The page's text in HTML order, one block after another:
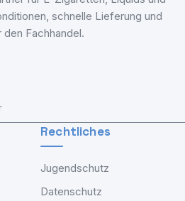
schnelle Lieferung und
Fachhandel.
Rechtliches
Jugendschutz
Datenschutz